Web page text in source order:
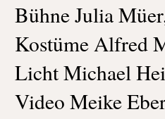
Bühne Julia
Kostüme Alfred
Licht Michael
Video Meike